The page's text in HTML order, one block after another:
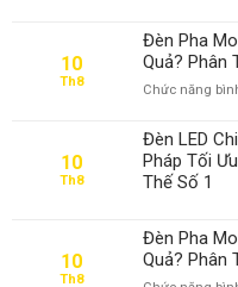
10
Th8
Đèn Pha
Quả? Phân
Chức năng
10
Th8
Đèn LED
Pháp Tối
Thế Số 1
10
Th8
Đèn Pha
Quả? Phân